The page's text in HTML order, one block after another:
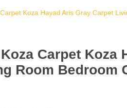
Koza Hayad Aris Gray Carpet
Koza Carpet Koza
Room Bedroom